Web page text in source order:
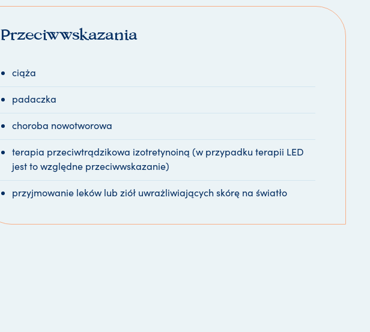
Przeciwwskazania
ciąża
padaczka
choroba nowotworowa
terapia przeciwtrądzikowa izotretynoiną (w przypadku terapii LED
jest to względne przeciwwskazanie)
przyjmowanie leków lub ziół uwrażliwiających skórę na światło